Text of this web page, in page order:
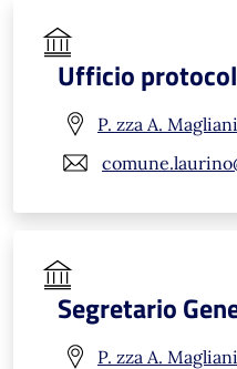
Ufficio
P. zza A.
Segretario
P. zza A.